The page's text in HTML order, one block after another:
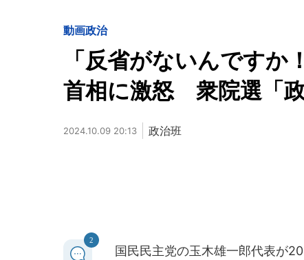
動画政治
「反省がないんですか
首相に激怒 衆院選「
2024.10.09 20:13 政治班
2
国民民主党の玉木雄一郎代表が